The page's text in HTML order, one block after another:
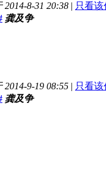
2014-8-31 20:38 | 只看该
龚及争
2014-9-19 08:55 | 只看该
龚及争